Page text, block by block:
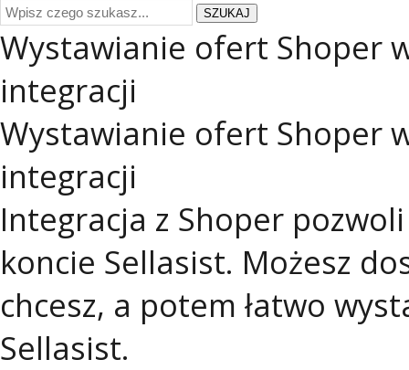
SZUKAJ
Wystawianie ofert Shoper
integracji
Wystawianie ofert Shoper
integracji
Integracja z Shoper
koncie Sellasist. Możesz
chcesz, a potem łatwo
Sellasist.